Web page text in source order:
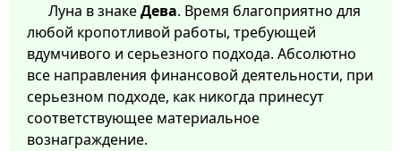
Луна в знакеДева. Время благоприятно для
любой кропотливой работы, требующей
вдумчивого и серьезного подхода. Абсолютно
все направления финансовой деятельности, при
серьезном подходе, как никогда принесут
соответствующее материальное
вознаграждение.